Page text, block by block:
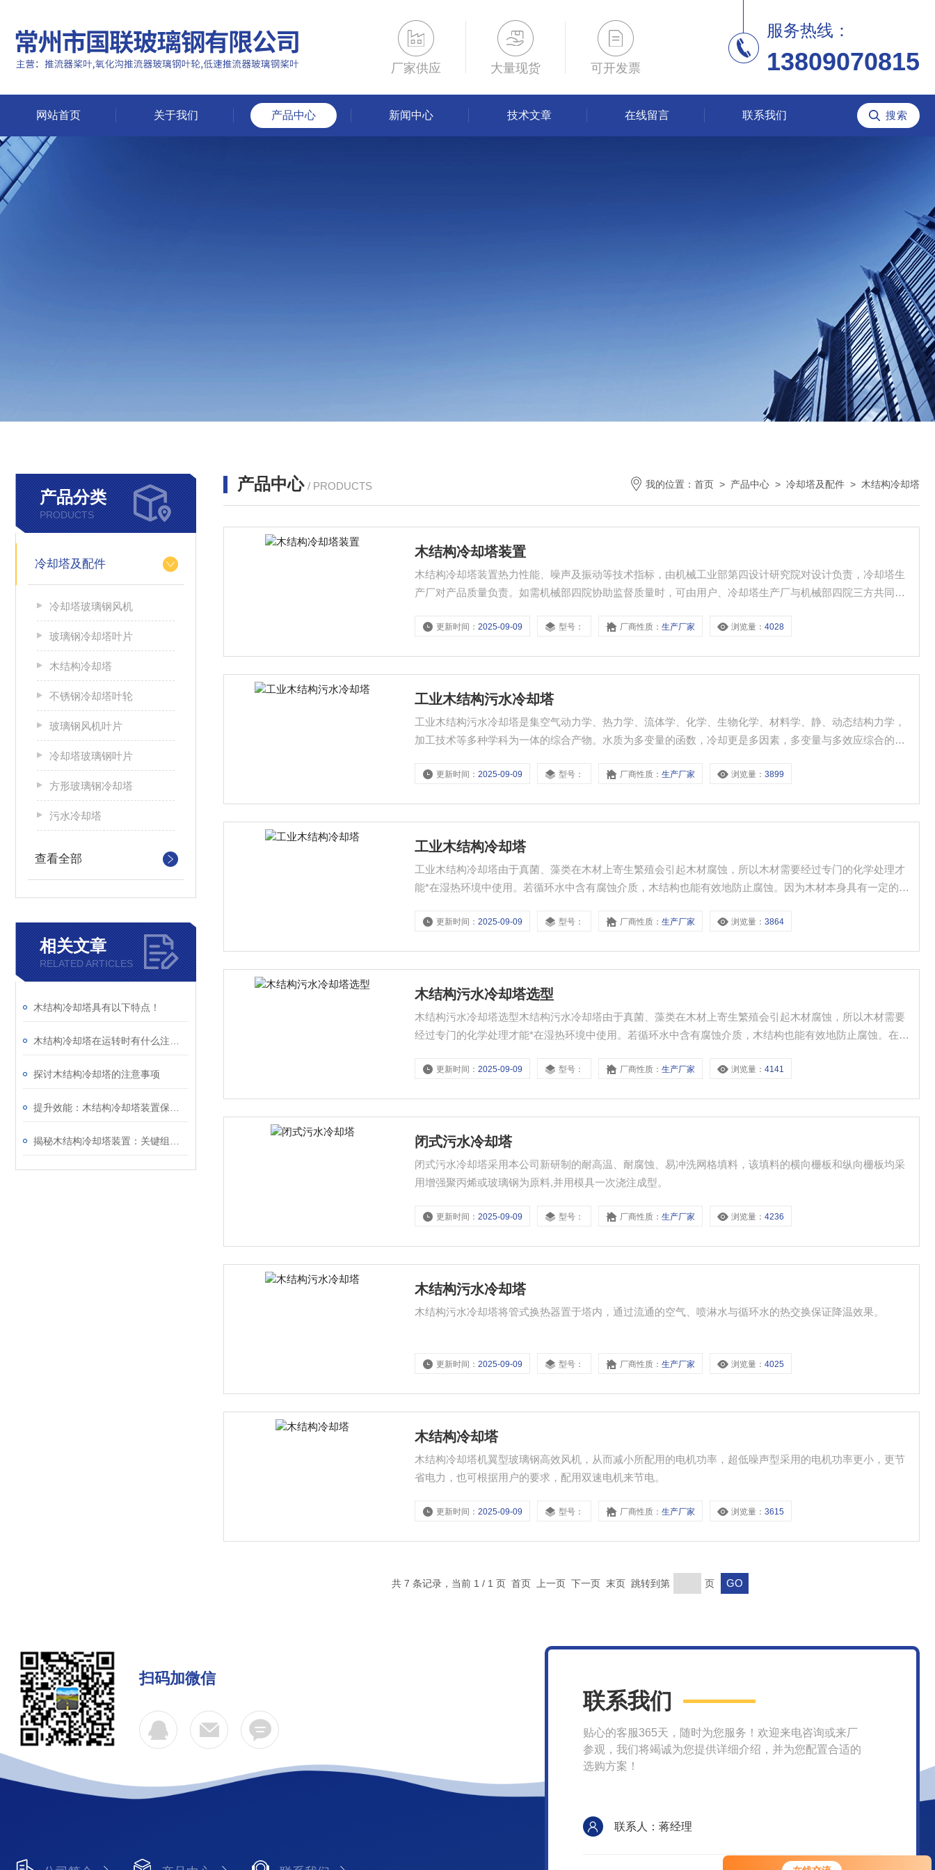
您好！欢迎前来咨询，很高兴为您
厂家供应 大量现货 可开发票
服务热线：
13809070815
网站首页 关于我们 产品中心 新闻中心 技术文章 在线留言 联系我们
产品分类
PRODUCTS
冷却塔及配件
冷却塔玻璃钢风机
玻璃钢冷却塔叶片
木结构冷却塔
不锈钢冷却塔叶轮
玻璃钢风机叶片
冷却塔玻璃钢叶片
方形玻璃钢冷却塔
污水冷却塔
查看全部
相关文章
RELATED ARTICLES
木结构冷却塔具有以下特点！
探讨木结构冷却塔的注意事项
产品中心 / PRODUCTS 我的位置： 首页 > 产品中心 > 冷却塔及配件 > 木结构冷却塔
木结构冷却塔装置
木结构冷却塔装置热力性能、噪声及振动等技术指标，由机械工业部第四设计研究院对设计负责，冷却塔生
产厂对产品质量负责。如需机械部四院协助监督质量时，可由用户、冷却塔生产厂与机械部四院三方共同签
更新时间：2025-09-09 型号： 厂商性质：生产厂家 浏览量：4028
工业木结构污水冷却塔
工业木结构污水冷却塔是集空气动力学、热力学、流体学、化学、生物化学、材料学、静、动态结构力学，
加工技术等多种学科为一体的综合产物。水质为多变量的函数，冷却更是多因素，多变量与多效应综合的过
更新时间：2025-09-09 型号： 厂商性质：生产厂家 浏览量：3899
工业木结构冷却塔
工业木结构冷却塔由于真菌、藻类在木材上寄生繁殖会引起木材腐蚀，所以木材需要经过专门的化学处理才
能*在湿热环境中使用。若循环水中含有腐蚀介质，木结构也能有效地防止腐蚀。因为木材本身具有一定的吸
更新时间：2025-09-09 型号： 厂商性质：生产厂家 浏览量：3864
木结构污水冷却塔选型
木结构污水冷却塔选型木结构污水冷却塔由于真菌、藻类在木材上寄生繁殖会引起木材腐蚀，所以木材需要
经过专门的化学处理才能*在湿热环境中使用。若循环水中含有腐蚀介质，木结构也能有效地防止腐蚀。在施
更新时间：2025-09-09 型号： 厂商性质：生产厂家 浏览量：4141
闭式污水冷却塔
闭式污水冷却塔采用本公司新研制的耐高温、耐腐蚀、易冲洗网格填料，该填料的横向栅板和纵向栅板均采
用增强聚丙烯或玻璃钢为原料,并用模具一次浇注成型。
更新时间：2025-09-09 型号： 厂商性质：生产厂家 浏览量：4236
木结构污水冷却塔
木结构污水冷却塔将管式换热器置于塔内，通过流通的空气、喷淋水与循环水的热交换保证降温效果。
更新时间：2025-09-09 型号： 厂商性质：生产厂家 浏览量：4025
木结构冷却塔
木结构冷却塔机翼型玻璃钢高效风机，从而减小所配用的电机功率，超低噪声型采用的电机功率更小，更节
省电力，也可根据用户的要求，配用双速电机来节电。
更新时间：2025-09-09 型号： 厂商性质：生产厂家 浏览量：3615
共 7 条记录，当前 1 / 1 页 首页 上一页 下一页 末页 跳转到第 页
扫码加微信
联系我们
贴心的客服365天，随时为您服务！欢迎来电咨询或来厂
参观，我们将竭诚为您提供详细介绍，并为您配置合适的
选购方案！
联系人：蒋经理